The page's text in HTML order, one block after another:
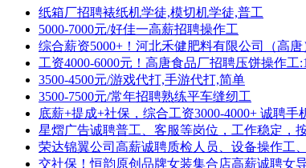
纸箱厂招聘裱纸机学徒,模切机学徒,普工
5000-7000元/好佳一高薪招聘操作工
综合薪资5000+！河北禾健肥料有限公司（高
工资4000-6000元！高唐食品厂招聘压饼操作
3500-4500元/游戏代打,手游代打,简单
3500-7500元/常年招聘熟练平车缝纫工
底薪+提成+社保，综合工资3000-4000+ 诚聘
星熠广告诚聘普工、客服等岗位，工作稳定，
荣达锦翼公司高薪诚聘质检人员、设备操作工
交社保！恒韵原创品牌女装集合店高薪诚聘女